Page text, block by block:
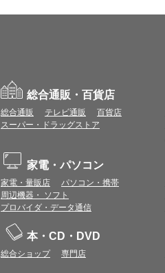
総合通販・百貨店
総合通販 テレビ通販
百貨店
スーパー・ドラッグストア
家電・パソコン
家電・量販店
パソコン・携帯
周辺機器・ ソフト
プロバイダ・データ通信
本・CD・DVD
総合ショップ 専門店